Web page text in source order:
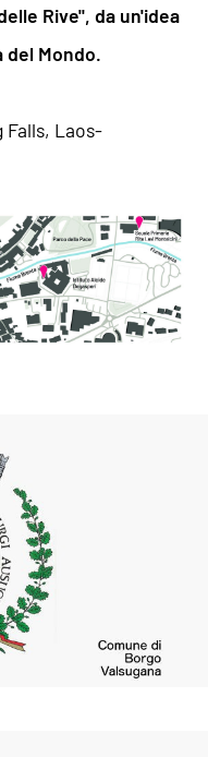
Rive", da un'idea
del Mondo.
Falls, Laos-